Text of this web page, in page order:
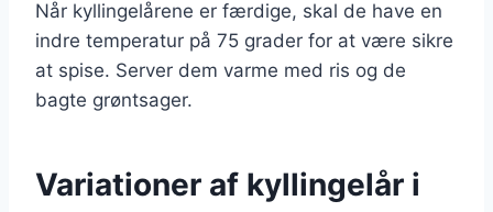
Når kyllingelårene er færdige, skal de have en
indre temperatur på 75 grader for at være sikre
at spise. Server dem varme med ris og de
bagte grøntsager.
Variationer af kyllingelår i